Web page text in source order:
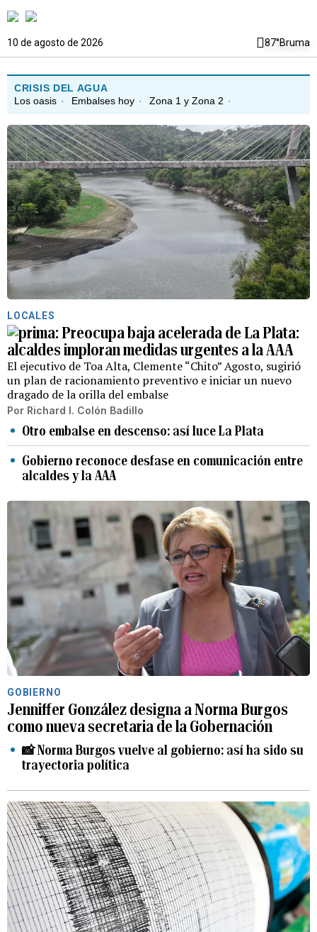
10 de agosto de 2026 87°Bruma
CRISIS DEL AGUA
Los oasis · Embalses hoy · Zona 1 y Zona 2 ·
LOCALES
Preocupa baja acelerada de La Plata:
alcaldes imploran medidas urgentes a la AAA
El ejecutivo de Toa Alta, Clemente “Chito” Agosto, sugirió
un plan de racionamiento preventivo e iniciar un nuevo
dragado de la orilla del embalse
Por Richard I. Colón Badillo
Otro embalse en descenso: así luce La Plata
Gobierno reconoce desfase en comunicación entre
alcaldes y la AAA
GOBIERNO
Jenniffer González designa a Norma Burgos
como nueva secretaria de la Gobernación
📸 Norma Burgos vuelve al gobierno: así ha sido su
trayectoria política